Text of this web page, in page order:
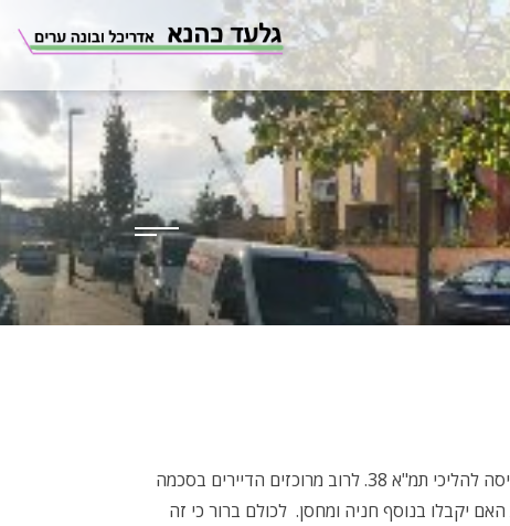
אמירתו המפורסמת של האדריכל מיס ואן דה רואה תופסת גם בעת כניסה להליכי תמ"א 38. לרוב מרוכזים הדיירים בסכמה
יקבלו בנוסף חניה ומחסן. לכולם ברור כי זה